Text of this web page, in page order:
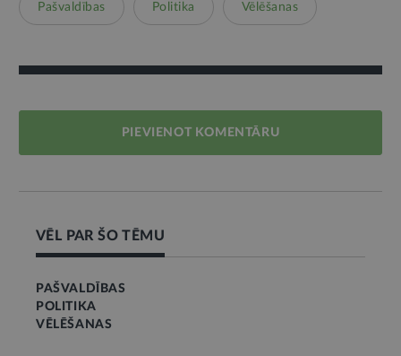
Pašvaldības Politika Vēlēšanas
PIEVIENOT KOMENTĀRU
VĒL PAR ŠO TĒMU
PAŠVALDĪBAS
POLITIKA
VĒLĒŠANAS